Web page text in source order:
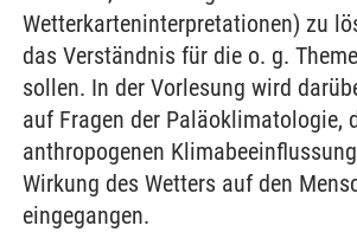
Wetterkarteninterpretationen) zu
das Verständnis für die o. g.
sollen. In der Vorlesung wird
auf Fragen der Paläoklimatologie,
anthropogenen
Wirkung des Wetters auf den
eingegangen.